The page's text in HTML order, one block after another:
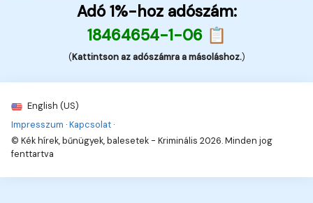
Adó 1%-hoz adószám:
18464654-1-06 📋
(Kattintson az adószámra a másoláshoz.)
English (US)
Impresszum ·Kapcsolat ·
© Kék hírek, bűnügyek, balesetek - Kriminális 2026. Minden jog
fenttartva